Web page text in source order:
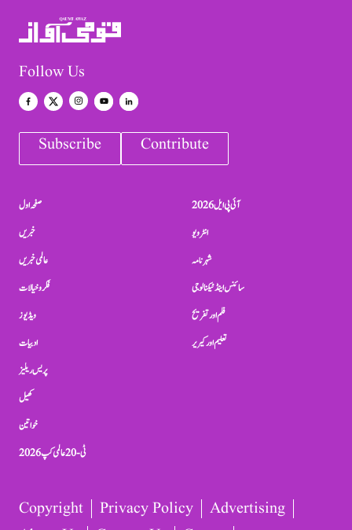
Follow Us
Subscribe Contribute
صفحہ اول
خبریں
عالمی خبریں
فکر و خیالات
ویڈیوز
ادبیات
پریس ریلیز
کھیل
خواتین
ٹی-20 عالمی کپ 2026
آئی پی ایل 2026
انٹرویو
شہرنامہ
سائنس اینڈ ٹیکنالوجی
فلم اور تفریح
تعلیم اور کیریر
Copyright Privacy Policy
Advertising